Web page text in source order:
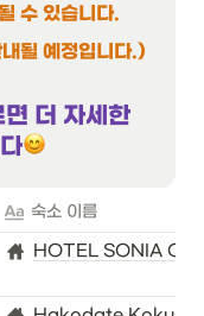
수 있습니다.
될 예정입니다.)
더 자세한
숙소 이름
HOTEL SONIA